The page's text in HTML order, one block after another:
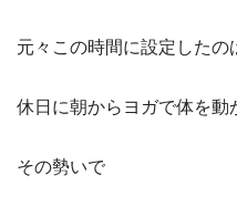
元々この時間に設定したの
休日に朝からヨガで体を動
その勢いで